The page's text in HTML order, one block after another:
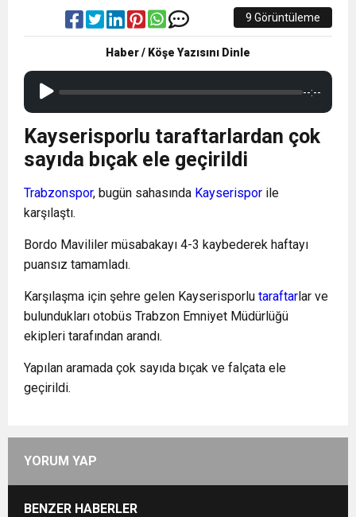
9 Görüntüleme
Haber / Köşe Yazısını Dinle
--:--
Kayserisporlu taraftarlardan çok
sayıda bıçak ele geçirildi
Trabzonspor, bugün sahasında Kayserispor ile
karşılaştı.
Bordo Mavililer müsabakayı 4-3 kaybederek haftayı
puansız tamamladı.
Karşılaşma için şehre gelen Kayserisporlu taraftarlar ve
bulundukları otobüs Trabzon Emniyet Müdürlüğü
ekipleri tarafından arandı.
Yapılan aramada çok sayıda bıçak ve falçata ele
geçirildi.
YORUM YAP
BENZER HABERLER